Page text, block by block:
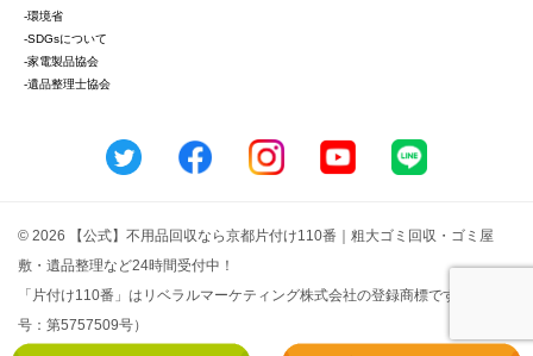
-環境省
-SDGsについて
-家電製品協会
-遺品整理士協会
© 2026 【公式】不用品回収なら京都片付け110番｜粗大ゴミ回収・ゴミ屋
敷・遺品整理など24時間受付中！
「片付け110番」はリベラルマーケティング株式会社の登録商標です（登録番
号：第5757509号）